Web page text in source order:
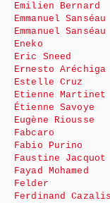
Emilien Bernard
Emmanuel Sanséau
Emmanuel Sanséau
Eneko
Eric Sneed
Ernesto Aréchiga
Estelle Cruz
Etienne Martinet
Étienne Savoye
Eugène Riousse
Fabcaro
Fabio Purino
Faustine Jacquot
Fayad Mohamed
Felder
Ferdinand Cazalis